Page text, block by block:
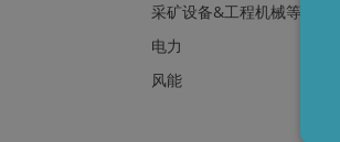
采矿设备&工程机械等
电力
风能